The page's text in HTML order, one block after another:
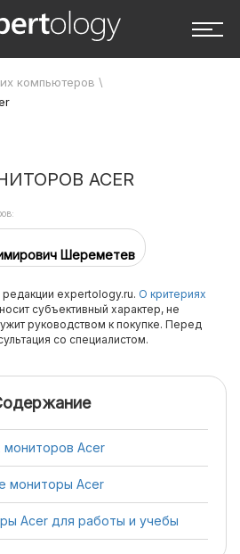
компьютеров \
ACER
Шереметев
expertology.ru. О критериях
субъективный характер, не
руководством к покупке. Перед
со специалистом.
мониторов Acer
мониторы Acer
Acer для работы и учебы